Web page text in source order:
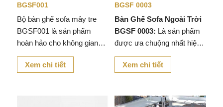
BGSF001
Bộ bàn ghế sofa mây tre
BGSF001 là sản phẩm
hoàn hảo cho không gian
sống hiện đại, kết hợp sự
tinh tế của thiết kế thủ công
Xem chi tiết
BGSF 0003
Bàn Ghế Sofa Ngoài Trời
BGSF 0003: Là sản phẩm
được ưa chuộng nhất hiện
nay. Với kiểu dáng thiết kế
tinh tế uyển chuyển, tạo
Xem chi tiết